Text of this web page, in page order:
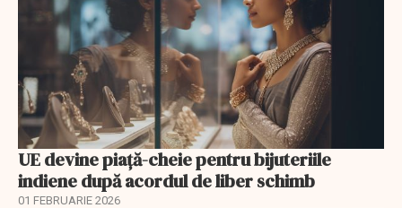
UE devine piață-cheie pentru bijuteriile
indiene după acordul de liber schimb
01 FEBRUARIE 2026